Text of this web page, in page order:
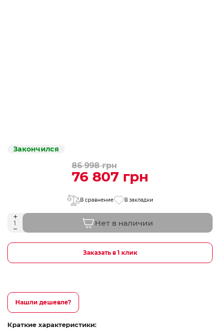
Закончился
86 998 грн
76 807 грн
В сравнение В закладки
Нет в наличии
Заказать в 1 клик
Нашли дешевле?
Краткие характеристики: